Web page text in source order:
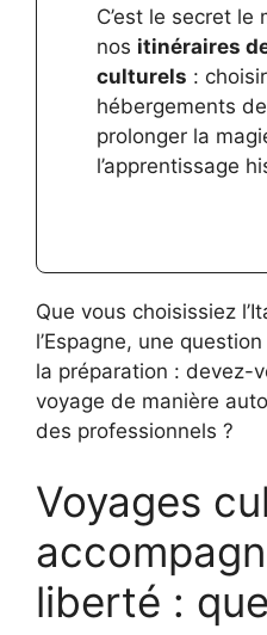
C’est le secret le
nos itinéraires
culturels :
hébergements
prolonger la
l’apprentissage
Que vous choisissiez
l’Espagne, une
la préparation : devez-
voyage de manière
des professionnels ?
Voyages
liberté :